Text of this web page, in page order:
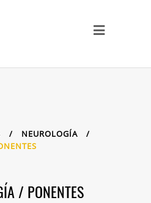
/ NEUROLOGÍA
/
/ PONENTES